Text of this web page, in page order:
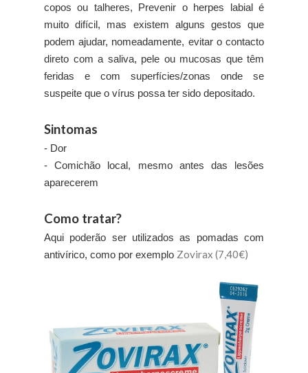
copos ou talheres, Prevenir o herpes labial é
muito difícil, mas existem alguns gestos que
podem ajudar, nomeadamente, evitar o contacto
direto com a saliva, pele ou mucosas que têm
feridas e com superfícies/zonas onde se
suspeite que o vírus possa ter sido depositado.
Sintomas
- Dor
- Comichão local, mesmo antes das lesões
aparecerem
Como tratar?
Aqui poderão ser utilizados as pomadas com
antivírico, como por exemplo Zovirax (7,40€)